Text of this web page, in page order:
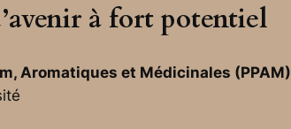
à fort potentiel
Aromatiques et Médicinales (PPAM)